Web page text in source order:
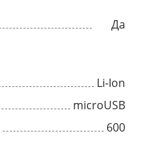
Да
Li-Ion
microUSB
600